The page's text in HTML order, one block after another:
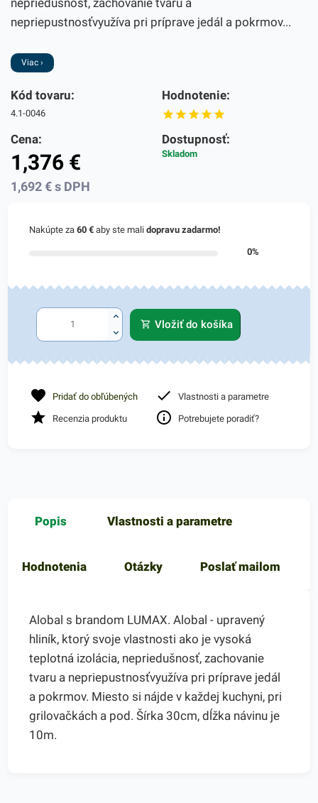
nepriepustnosťvyužíva pri príprave jedál a pokrmov...
Viac ›
Kód tovaru:
4.1-0046
Hodnotenie:
Cena:
1,376 €
1,692€ s DPH
Dostupnosť:
Skladom
Nakúpte za60 € aby ste malidopravu zadarmo!
0%
Vložiť do košíka
Pridať do obľúbených Vlastnosti a parametre
Recenzia produktu Potrebujete poradiť?
Popis Vlastnosti a parametre
Hodnotenia Otázky Poslať mailom
Alobal s brandom LUMAX. Alobal - upravený
hliník, ktorý svoje vlastnosti ako je vysoká
teplotná izolácia, nepriedušnosť, zachovanie
tvaru a nepriepustnosťvyužíva pri príprave jedál
a pokrmov. Miesto si nájde v každej kuchyni, pri
grilovačkách a pod. Šírka 30cm, dĺžka návinu je
10m.